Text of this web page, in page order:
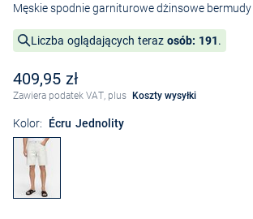
Męskie spodnie garniturowe dżinsowe bermudy
Liczba oglądających teraz osób: 191.
409,95 zł
Zawiera podatek VAT, plus Koszty wysyłki
Kolor: Écru Jednolity